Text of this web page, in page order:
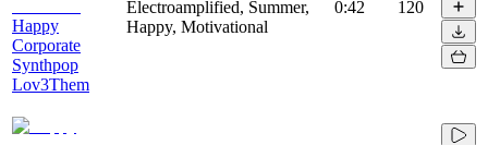
Happy
Corporate
Synthpop
Lov3Them
Electroamplified, Summer,
Happy, Motivational
0:42 120